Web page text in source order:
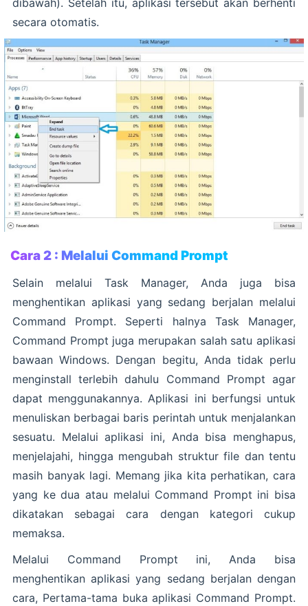
secara otomatis.
Cara 2 : Melalui Command Prompt
Selain melalui Task Manager, Anda juga bisa
menghentikan aplikasi yang sedang berjalan melalui
Command Prompt. Seperti halnya Task Manager,
Command Prompt juga merupakan salah satu aplikasi
bawaan Windows. Dengan begitu, Anda tidak perlu
menginstall terlebih dahulu Command Prompt agar
dapat menggunakannya. Aplikasi ini berfungsi untuk
menuliskan berbagai baris perintah untuk menjalankan
sesuatu. Melalui aplikasi ini, Anda bisa menghapus,
menjelajahi, hingga mengubah struktur file dan tentu
masih banyak lagi. Memang jika kita perhatikan, cara
yang ke dua atau melalui Command Prompt ini bisa
dikatakan sebagai cara dengan kategori cukup
memaksa.
Melalui Command Prompt ini, Anda bisa
menghentikan aplikasi yang sedang berjalan dengan
cara, Pertama-tama buka aplikasi Command Prompt.